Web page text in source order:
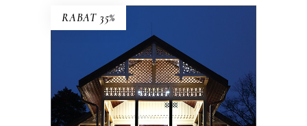
RABAT 35%
ŚWIDERMAJEROWIE
Domy torty, domy duchy, domy